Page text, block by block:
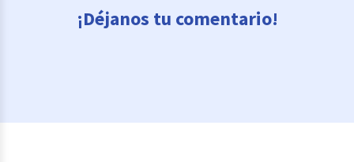
¡Déjanos tu comentario!